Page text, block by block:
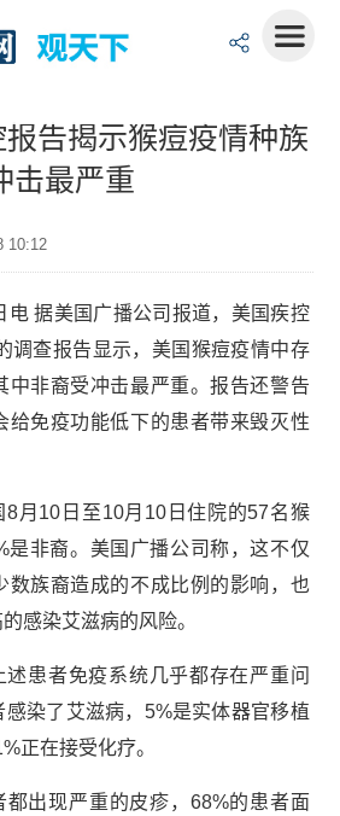
告揭示猴痘疫情种族
击最严重
10:12
电 据美国广播公司报道，美国疾控
调查报告显示，美国猴痘疫情中存
中非裔受冲击最严重。报告还警告
给免疫功能低下的患者带来毁灭性
8月10日至10月10日住院的57名猴
是非裔。美国广播公司称，这不仅
数族裔造成的不成比例的影响，也
感染艾滋病的风险。
述患者免疫系统几乎都存在严重问
染了艾滋病，5%是实体器官移植
正在接受化疗。
都出现严重的皮疹，68%的患者面